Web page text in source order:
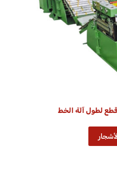
لطول آلة الخط